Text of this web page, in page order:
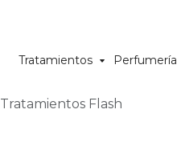
Tratamientos Perfumería
Tratamientos Flash